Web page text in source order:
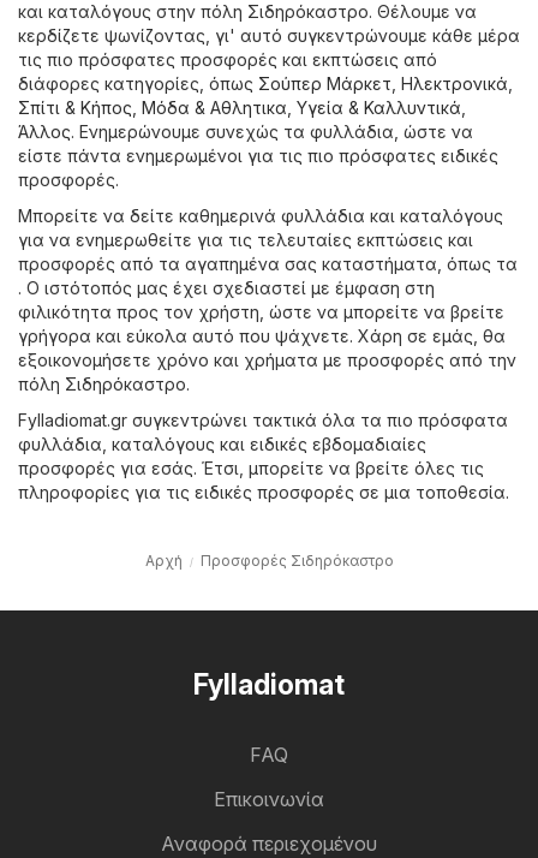
και καταλόγους στην πόλη Σιδηρόκαστρο. Θέλουμε να
κερδίζετε ψωνίζοντας, γι' αυτό συγκεντρώνουμε κάθε μέρα
τις πιο πρόσφατες προσφορές και εκπτώσεις από
διάφορες κατηγορίες, όπως Σούπερ Μάρκετ Hλεκτρονικά
Σπίτι & Κήπος Μόδα & Aθλητικα Υγεία & Καλλυντικά
Άλλος. Ενημερώνουμε συνεχώς τα φυλλάδια, ώστε να
είστε πάντα ενημερωμένοι για τις πιο πρόσφατες ειδικές
προσφορές.
Μπορείτε να δείτε καθημερινά φυλλάδια και καταλόγους
για να ενημερωθείτε για τις τελευταίες εκπτώσεις και
προσφορές από τα αγαπημένα σας καταστήματα, όπως τα
. Ο ιστότοπός μας έχει σχεδιαστεί με έμφαση στη
φιλικότητα προς τον χρήστη, ώστε να μπορείτε να βρείτε
γρήγορα και εύκολα αυτό που ψάχνετε. Χάρη σε εμάς, θα
εξοικονομήσετε χρόνο και χρήματα με προσφορές από την
πόλη Σιδηρόκαστρο.
Fylladiomat.gr συγκεντρώνει τακτικά όλα τα πιο πρόσφατα
φυλλάδια, καταλόγους και ειδικές εβδομαδιαίες
προσφορές για εσάς. Έτσι, μπορείτε να βρείτε όλες τις
πληροφορίες για τις ειδικές προσφορές σε μια τοποθεσία.
Αρχή Προσφορές Σιδηρόκαστρο
Fylladiomat
FAQ
Επικοινωνία
Αναφορά περιεχομένου